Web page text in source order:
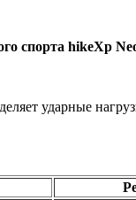
спорта hikeXp
ударные